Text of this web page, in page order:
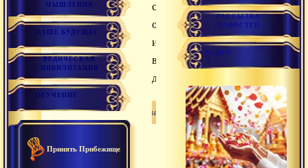
МЫШЛЕНИЯ
НАШЕ БУДУЩЕЕ
ВЕДИЧЕСКАЯ
ЦИВИЛИЗАЦИЯ
ОБУЧЕНИЕ
Принять Прибежище
символ
отречения
и
высокой
духовности.
Санатана дхарма
РАССЫЛКА
НОВОСТЕЙ
РАДИО